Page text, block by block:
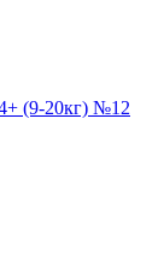
(9-20кг) №12